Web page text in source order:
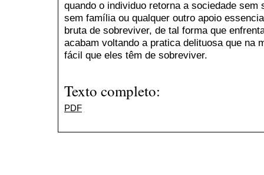
quando o individuo retorna a sociedade
sem família ou qualquer outro apoio
bruta de sobreviver, de tal forma que
acabam voltando a pratica delituosa que na
fácil que eles têm de sobreviver.
Texto completo:
PDF